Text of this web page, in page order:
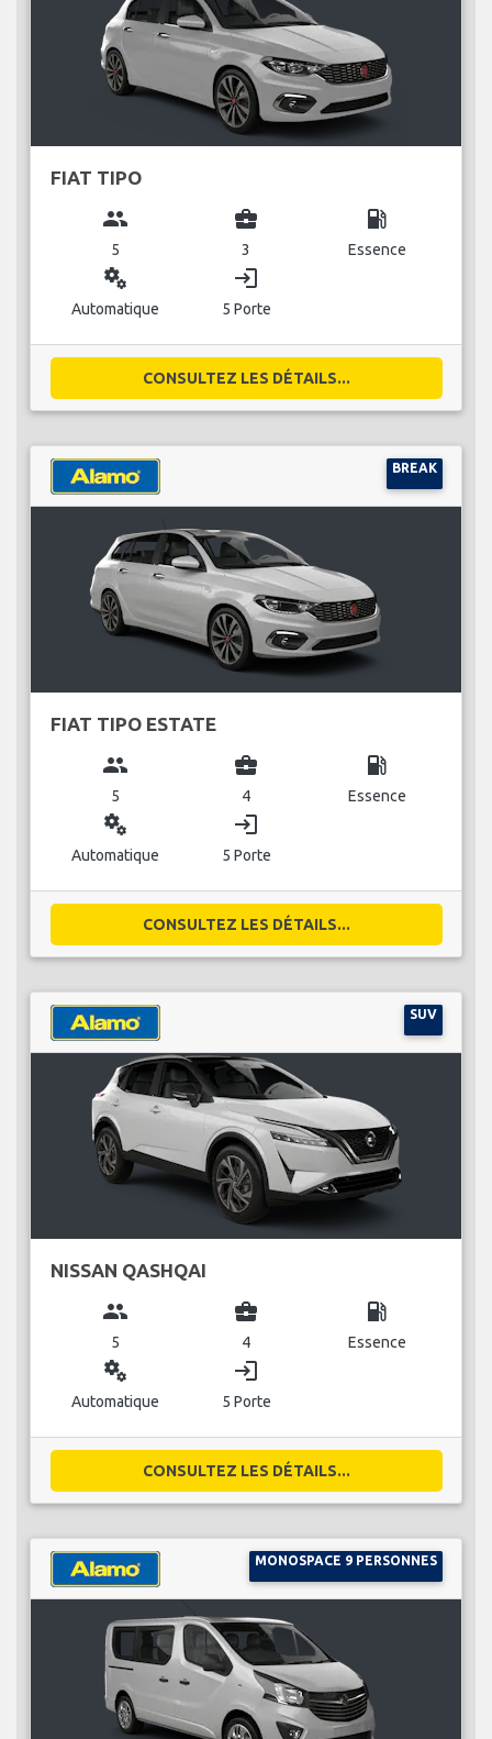
FIAT TIPO
group
5
business_center
3
local_gas_station
Essence
miscellaneous_services
Automatique
login
5 Porte
CONSULTEZ LES DÉTAILS...
BREAK
FIAT TIPO ESTATE
group
5
business_center
4
local_gas_station
Essence
miscellaneous_services
Automatique
login
5 Porte
CONSULTEZ LES DÉTAILS...
SUV
NISSAN QASHQAI
group
5
business_center
4
local_gas_station
Essence
miscellaneous_services
Automatique
login
5 Porte
CONSULTEZ LES DÉTAILS...
MONOSPACE 9 PERSONNES